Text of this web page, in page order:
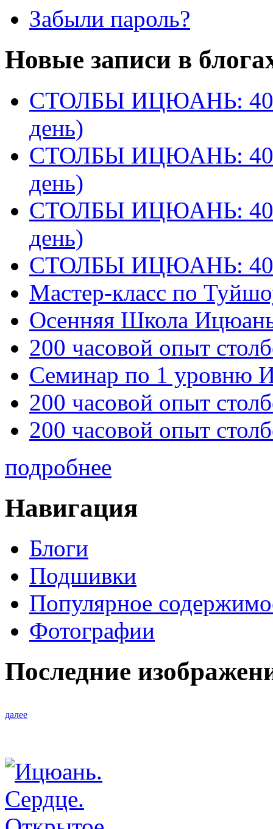
Забыли пароль?
Новые записи в
СТОЛБЫ ИЦЮАНЬ:
день)
СТОЛБЫ ИЦЮАНЬ:
день)
СТОЛБЫ ИЦЮАНЬ:
день)
СТОЛБЫ ИЦЮАНЬ:
Мастер-класс по
Осенняя Школа
200 часовой опыт
Семинар по 1 уровню
200 часовой опыт
200 часовой опыт
подробнее
Навигация
Блоги
Подшивки
Популярное
Фотографии
Последние
далее